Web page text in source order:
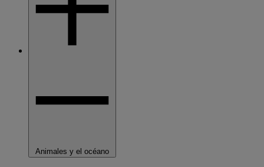
Animales y el océano